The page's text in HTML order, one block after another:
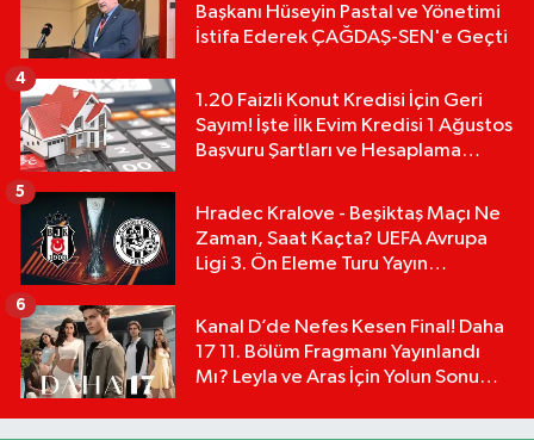
Başkanı Hüseyin Pastal ve Yönetimi
İstifa Ederek ÇAĞDAŞ-SEN'e Geçti
1.20 Faizli Konut Kredisi İçin Geri
Sayım! İşte İlk Evim Kredisi 1 Ağustos
Başvuru Şartları ve Hesaplama
4
Hradec Kralove - Beşiktaş Maçı Ne
Zaman, Saat Kaçta? UEFA Avrupa
Ligi 3. Ön Eleme Turu Yayın
5
Kanal D’de Nefes Kesen Final! Daha
17 11. Bölüm Fragmanı Yayınlandı
Mı? Leyla ve Aras İçin Yolun Sonu
6